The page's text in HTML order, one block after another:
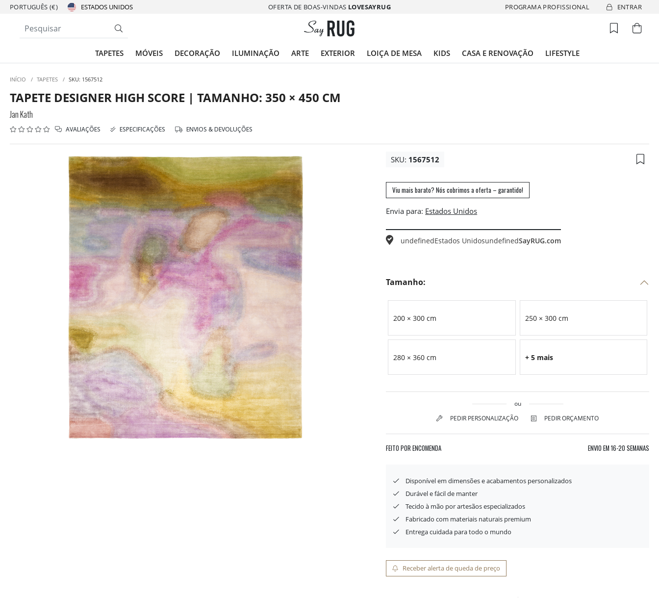
PORTUGUÊS (€) OFERTA DE BOAS-VINDAS LOVESAYRUG PROGRAMA PROFISSIONAL ENTRAR
TAPETES MÓVEIS DECORAÇÃO ILUMINAÇÃO ARTE EXTERIOR LOIÇA DE MESA KIDS CASA E RENOVAÇÃO LIFESTYLE
INÍCIO / TAPETES / SKU: 1567512
TAPETE DESIGNER HIGH SCORE | TAMANHO: 350 × 450 CM
Jan Kath
AVALIAÇÕES ESPECIFICAÇÕES ENVIOS & DEVOLUÇÕES
SKU: 1567512
Viu mais barato? Nós cobrimos a oferta – garantido!
Envia para:
undefinedEstados UnidosundefinedSayRUG.com
Tamanho:
200 × 300 cm 250 × 300 cm
280 × 360 cm + 5 mais
ou
PEDIR PERSONALIZAÇÃO
PEDIR ORÇAMENTO
FEITO POR ENCOMENDA ENVIO EM 16-20 SEMANAS
Disponível em dimensões e acabamentos personalizados
Durável e fácil de manter
Tecido à mão por artesãos especializados
Fabricado com materiais naturais premium
Entrega cuidada para todo o mundo
Receber alerta de queda de preço